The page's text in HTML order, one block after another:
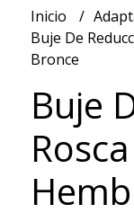
Inicio
Buje De
Bronce
Buje